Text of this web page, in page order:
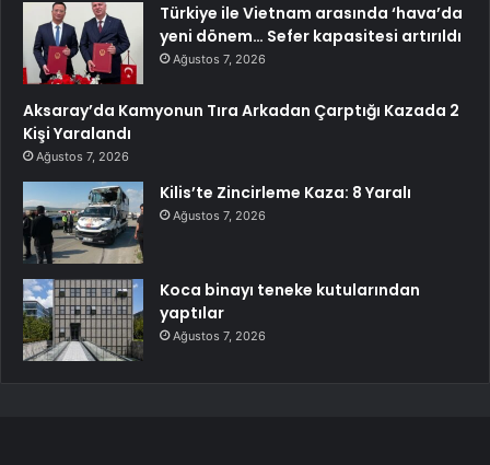
Türkiye ile Vietnam arasında ‘hava’da
yeni dönem… Sefer kapasitesi artırıldı
Ağustos 7, 2026
Aksaray’da Kamyonun Tıra Arkadan Çarptığı Kazada 2
Kişi Yaralandı
Ağustos 7, 2026
Kilis’te Zincirleme Kaza: 8 Yaralı
Ağustos 7, 2026
Koca binayı teneke kutularından
yaptılar
Ağustos 7, 2026